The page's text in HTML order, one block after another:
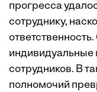
прогресса
сотруднику,
индивидуальные
сотрудников. В
полномочий